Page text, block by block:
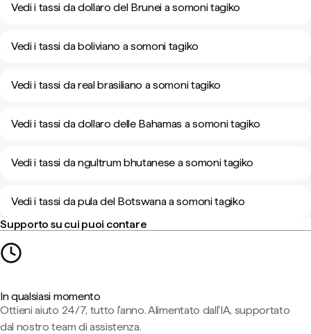
Vedi i tassi da dollaro del Brunei a somoni tagiko
Vedi i tassi da boliviano a somoni tagiko
Vedi i tassi da real brasiliano a somoni tagiko
Vedi i tassi da dollaro delle Bahamas a somoni tagiko
Vedi i tassi da ngultrum bhutanese a somoni tagiko
Vedi i tassi da pula del Botswana a somoni tagiko
Supporto su cui puoi contare
In qualsiasi momento
Ottieni aiuto 24/7, tutto l'anno. Alimentato dall'IA, supportato
dal nostro team di assistenza.